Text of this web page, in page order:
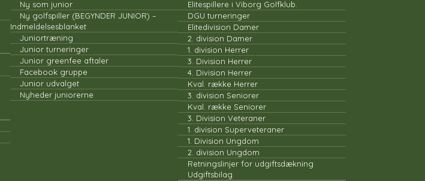
Ny som junior
Ny golfspiller (BEGYNDER JUNIOR) –
Indmeldelsesblanket
Juniortræning
Junior turneringer
Junior greenfee aftaler
Facebook gruppe
Junior udvalget
Nyheder juniorerne
Elitespillere i Viborg Golfklub.
DGU turneringer
Elitedivision Damer
2. division Damer
1. division Herrer
3. Division Herrer
4. Division Herrer
Kval. række Herrer
3. division Seniorer
Kval. række Seniorer
3. Division Veteraner
1. division Superveteraner
1. Division Ungdom
2. division Ungdom
Retningslinjer for udgiftsdækning
Udgiftsbilag